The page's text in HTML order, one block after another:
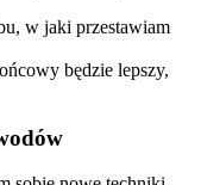
w jaki przestawiam
będzie lepszy,